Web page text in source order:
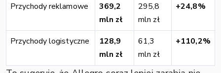
Przychody reklamowe
369,2
mln zł
295,8
mln zł
+24,8%
Przychody logistyczne
128,9
mln zł
61,3
mln zł
+110,2%